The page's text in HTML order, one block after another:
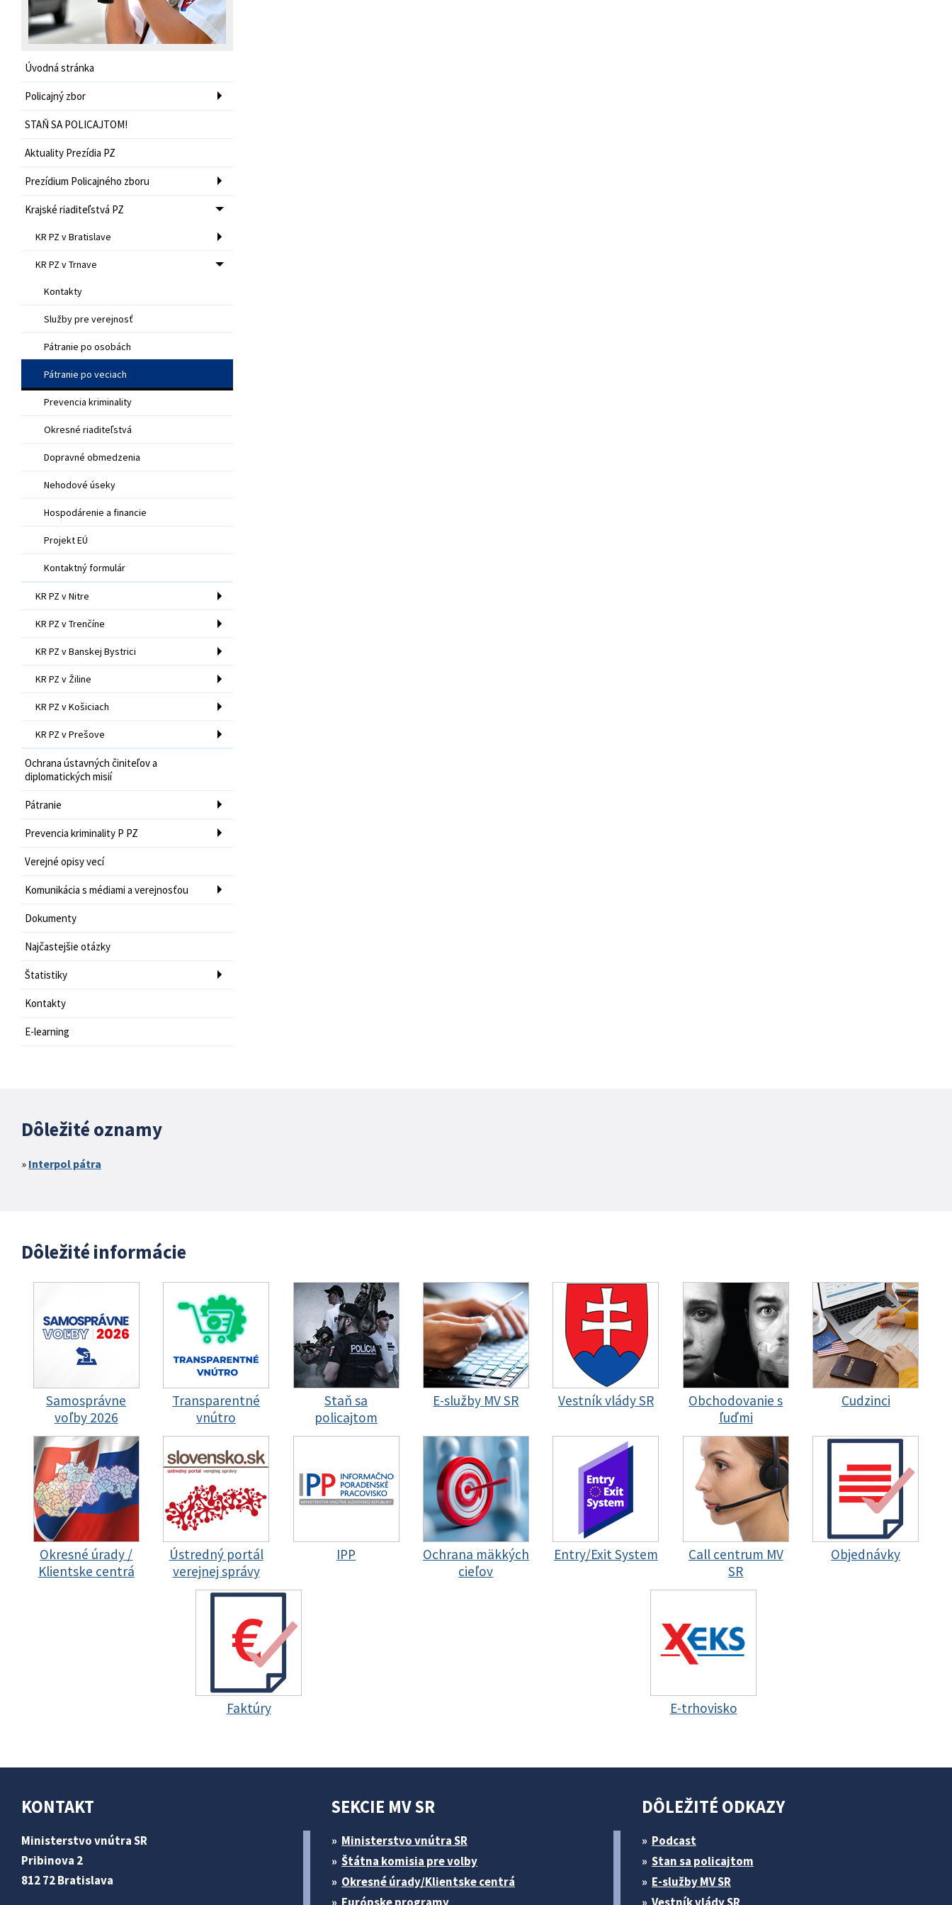
Úvodná stránka
Policajný zbor
STAŇ SA POLICAJTOM!
Aktuality Prezídia PZ
Prezídium Policajného zboru
Krajské riaditeľstvá PZ
KR PZ v Bratislave
KR PZ v Trnave
Kontakty
Služby pre verejnosť
Pátranie po osobách
Pátranie po veciach
Prevencia kriminality
Okresné riaditeľstvá
Dopravné obmedzenia
Nehodové úseky
Hospodárenie a financie
Projekt EÚ
Kontaktný formulár
KR PZ v Nitre
KR PZ v Trenčíne
KR PZ v Banskej Bystrici
KR PZ v Žiline
KR PZ v Košiciach
KR PZ v Prešove
Ochrana ústavných činiteľov a
diplomatických misií
Pátranie
Prevencia kriminality P PZ
Verejné opisy vecí
Komunikácia s médiami a verejnosťou
Dokumenty
Najčastejšie otázky
Štatistiky
Kontakty
E-learning
Dôležité oznamy
Interpol pátra
Dôležité informácie
Samosprávne
voľby 2026
Transparentné
vnútro
Staň sa
policajtom
E-služby MV SR Vestník vlády SR
Obchodovanie s
ľuďmi
Cudzinci
Okresné úrady /
Klientske centrá
Ústredný portál
verejnej správy
IPP
Ochrana mäkkých
cieľov
Entry/Exit System
Call centrum MV
SR
Objednávky
Faktúry E-trhovisko
KONTAKT
Ministerstvo vnútra SR
Pribinova 2
812 72 Bratislava
SEKCIE MV SR
Ministerstvo vnútra SR
Štátna komisia pre volby
Okresné úrady/Klientske centrá
Európske programy
DÔLEŽITÉ ODKAZY
Podcast
Stan sa policajtom
E-služby MV SR
Vestník vlády SR